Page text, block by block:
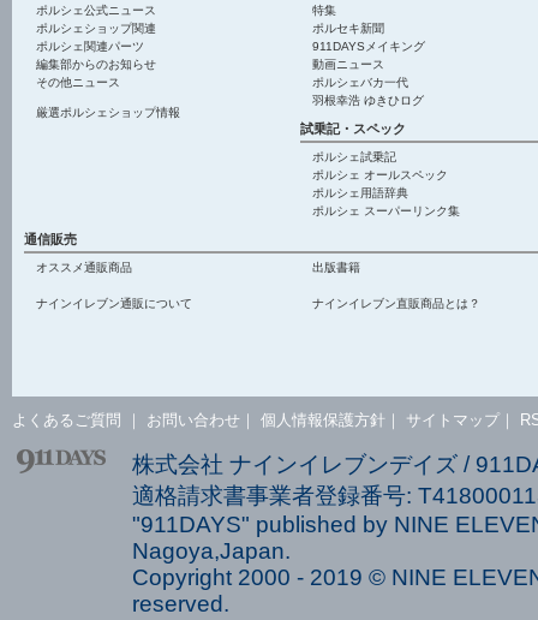
ポルシェ公式ニュース
ポルシェショップ関連
ポルシェ関連パーツ
編集部からのお知らせ
その他ニュース
厳選ポルシェショップ情報
特集
ポルセキ新聞
911DAYSメイキング
動画ニュース
ポルシェバカ一代
羽根幸浩 ゆきひログ
試乗記・スペック
ポルシェ試乗記
ポルシェ オールスペック
ポルシェ用語辞典
ポルシェ スーパーリンク集
通信販売
オススメ通販商品 出版書籍
ナインイレブン通販について ナインイレブン直販商品とは？
よくあるご質問 ｜ お問い合わせ ｜ 個人情報保護方針 ｜ サイトマップ｜
株式会社 ナインイレブンデイズ /
適格請求書事業者登録番号:
"911DAYS" published by NINE
Nagoya,Japan.
Copyright 2000 - 2019 © NINE
reserved.